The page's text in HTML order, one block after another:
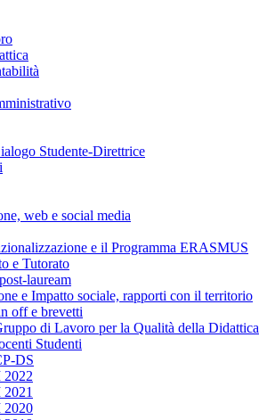
Studente-Direttrice
web e social media
e il Programma ERASMUS
e Tutorato
lauream
e Impatto sociale, rapporti con il territorio
off e brevetti
di Lavoro per la Qualità della Didattica
Studenti
DS